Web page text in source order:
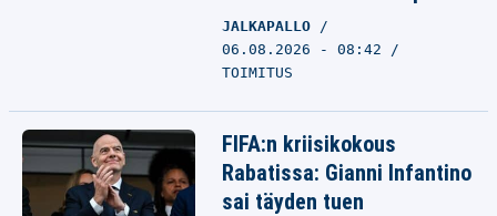
JALKAPALLO
06.08.2026 - 08:42
TOIMITUS
FIFA:n kriisikokous
Rabatissa: Gianni Infantino
sai täyden tuen